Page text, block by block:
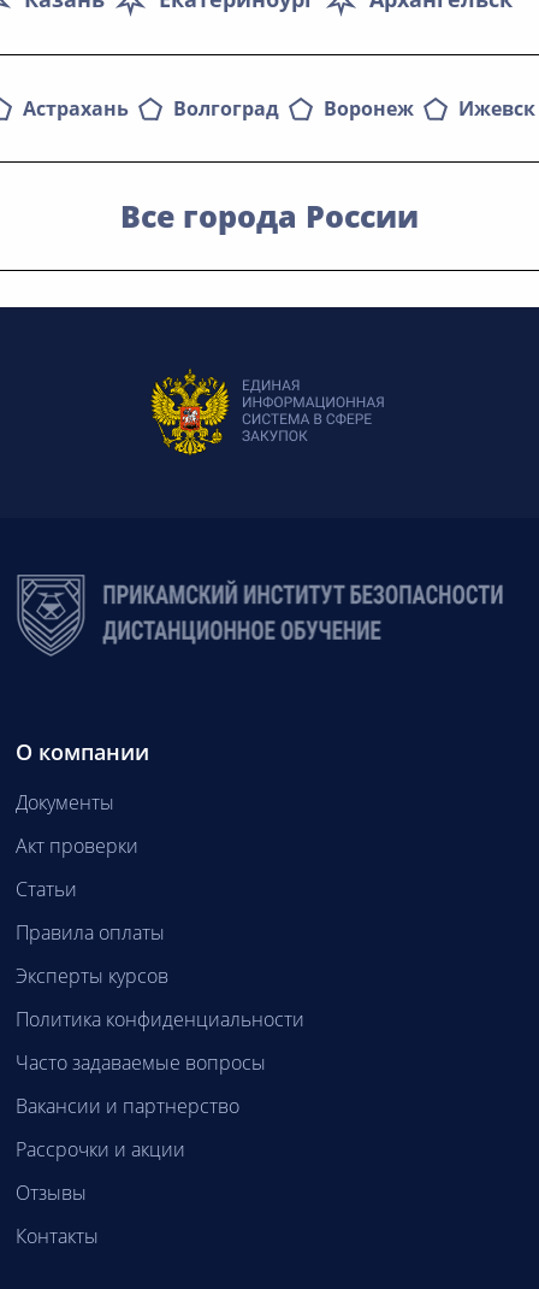
Астрахань Волгоград Воронеж Ижевск
Все города России
О компании
Документы
Акт проверки
Статьи
Правила оплаты
Эксперты курсов
Политика конфиденциальности
Часто задаваемые вопросы
Вакансии и партнерство
Рассрочки и акции
Отзывы
Контакты